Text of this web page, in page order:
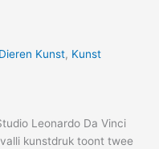
Dieren Kunst, Kunst
Leonardo Da Vinci
kunstdruk toont twee